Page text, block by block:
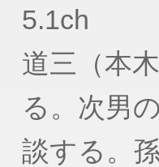
5.1ch
道三（本
る。次男
談する。